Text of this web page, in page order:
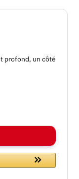
profond, un côté